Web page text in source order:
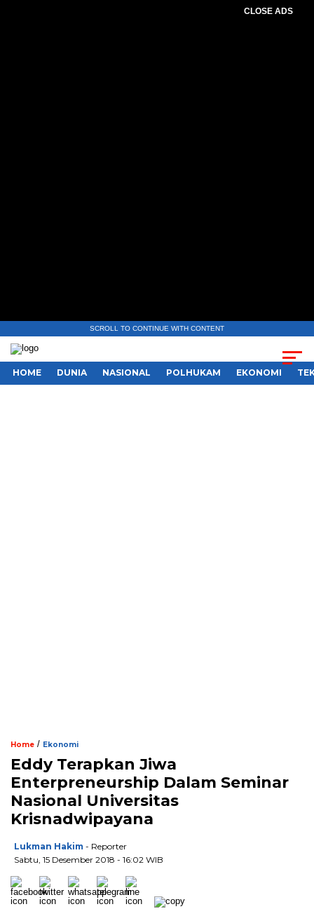
CLOSE ADS
SCROLL TO CONTINUE WITH CONTENT
HOME DUNIA NASIONAL POLHUKAM EKONOMI
Home / Ekonomi
Eddy Terapkan Jiwa
Enterpreneurship Dalam Seminar
Nasional Universitas
Krisnadwipayana
Lukman Hakim - Reporter
Sabtu, 15 Desember 2018 - 16:02 WIB